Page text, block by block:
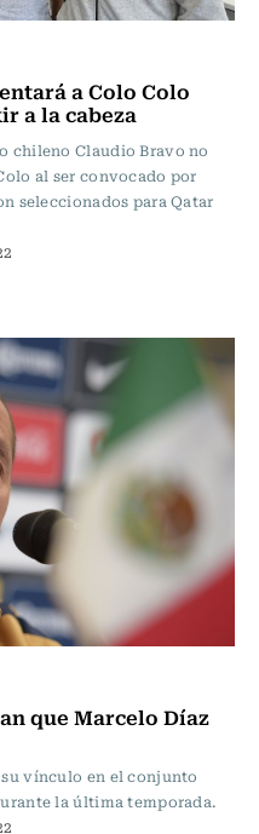
a Colo Colo
a la cabeza
chileno Claudio Bravo no
al ser convocado por
seleccionados para Qatar
que Marcelo Díaz
vínculo en el conjunto
la última temporada.